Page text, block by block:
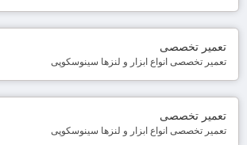
تعمیر تخصصی
تعمیر تخصصی انواع ابزار و لنزها سینوسکوپی
تعمیر تخصصی
تعمیر تخصصی انواع ابزار و لنزها سینوسکوپی